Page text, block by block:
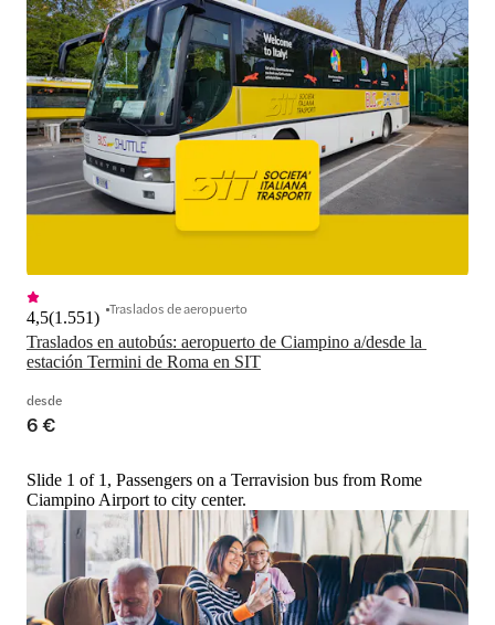
Traslados en autobús: aeropuerto de Ciampino a/desde la
estación Termini de Roma en SIT
4,5(1.551) Traslados de aeropuerto
desde
6 €
Slide 1 of 1, Passengers on a Terravision bus from Rome
Ciampino Airport to city center.